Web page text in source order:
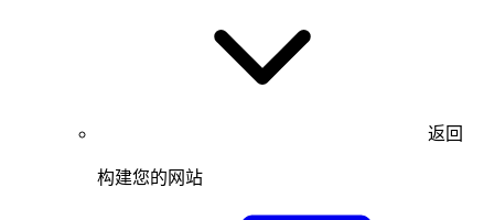
返回
构建您的网站